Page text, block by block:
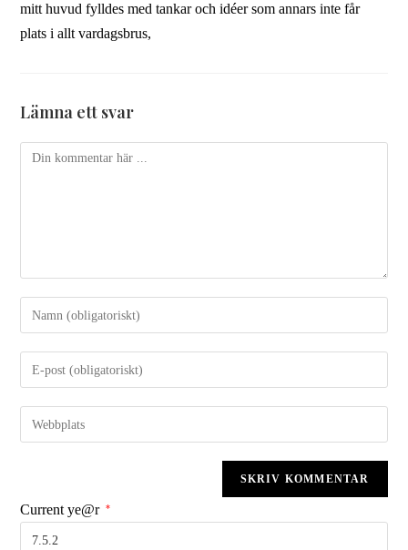
mitt huvud fylldes med tankar och idéer som annars inte får
plats i allt vardagsbrus,
Lämna ett svar
Current ye@r *